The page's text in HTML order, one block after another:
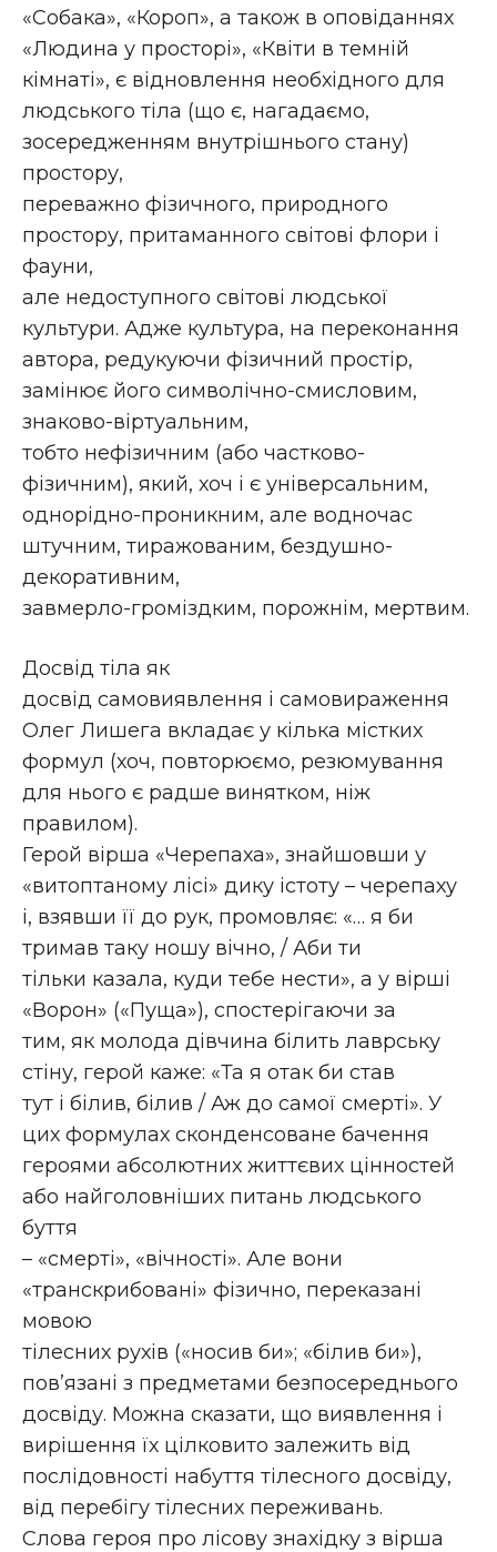
«Собака», «Короп», а також в оповіданнях
«Людина у просторі», «Квіти в темній
кімнаті», є відновлення необхідного для
людського тіла (що є, нагадаємо,
зосередженням внутрішнього стану)
простору,
переважно фізичного, природного
простору, притаманного світові флори і
фауни,
але недоступного світові людської
культури. Адже культура, на переконання
автора, редукуючи фізичний простір,
замінює його символічно-смисловим,
знаково-віртуальним,
тобто нефізичним (або частково-
фізичним), який, хоч і є універсальним,
однорідно-проникним, але водночас
штучним, тиражованим, бездушно-
декоративним,
завмерло-громіздким, порожнім, мертвим.
Досвід тіла як
досвід самовиявлення і самовираження
Олег Лишега вкладає у кілька містких
формул (хоч, повторюємо, резюмування
для нього є радше винятком, ніж
правилом).
Герой вірша «Черепаха», знайшовши у
«витоптаному лісі» дику істоту – черепаху
і, взявши її до рук, промовляє: «… я би
тримав таку ношу вічно, / Аби ти
тільки казала, куди тебе нести», а у вірші
«Ворон» («Пуща»), спостерігаючи за
тим, як молода дівчина білить лаврську
стіну, герой каже: «Та я отак би став
тут і білив, білив / Аж до самої смерті». У
цих формулах сконденсоване бачення
героями абсолютних життєвих цінностей
або найголовніших питань людського
буття
– «смерті», «вічності». Але вони
«транскрибовані» фізично, переказані
мовою
тілесних рухів («носив би»; «білив би»),
пов’язані з предметами безпосереднього
досвіду. Можна сказати, що виявлення і
вирішення їх цілковито залежить від
послідовності набуття тілесного досвіду,
від перебігу тілесних переживань.
Слова героя про лісову знахідку з вірша